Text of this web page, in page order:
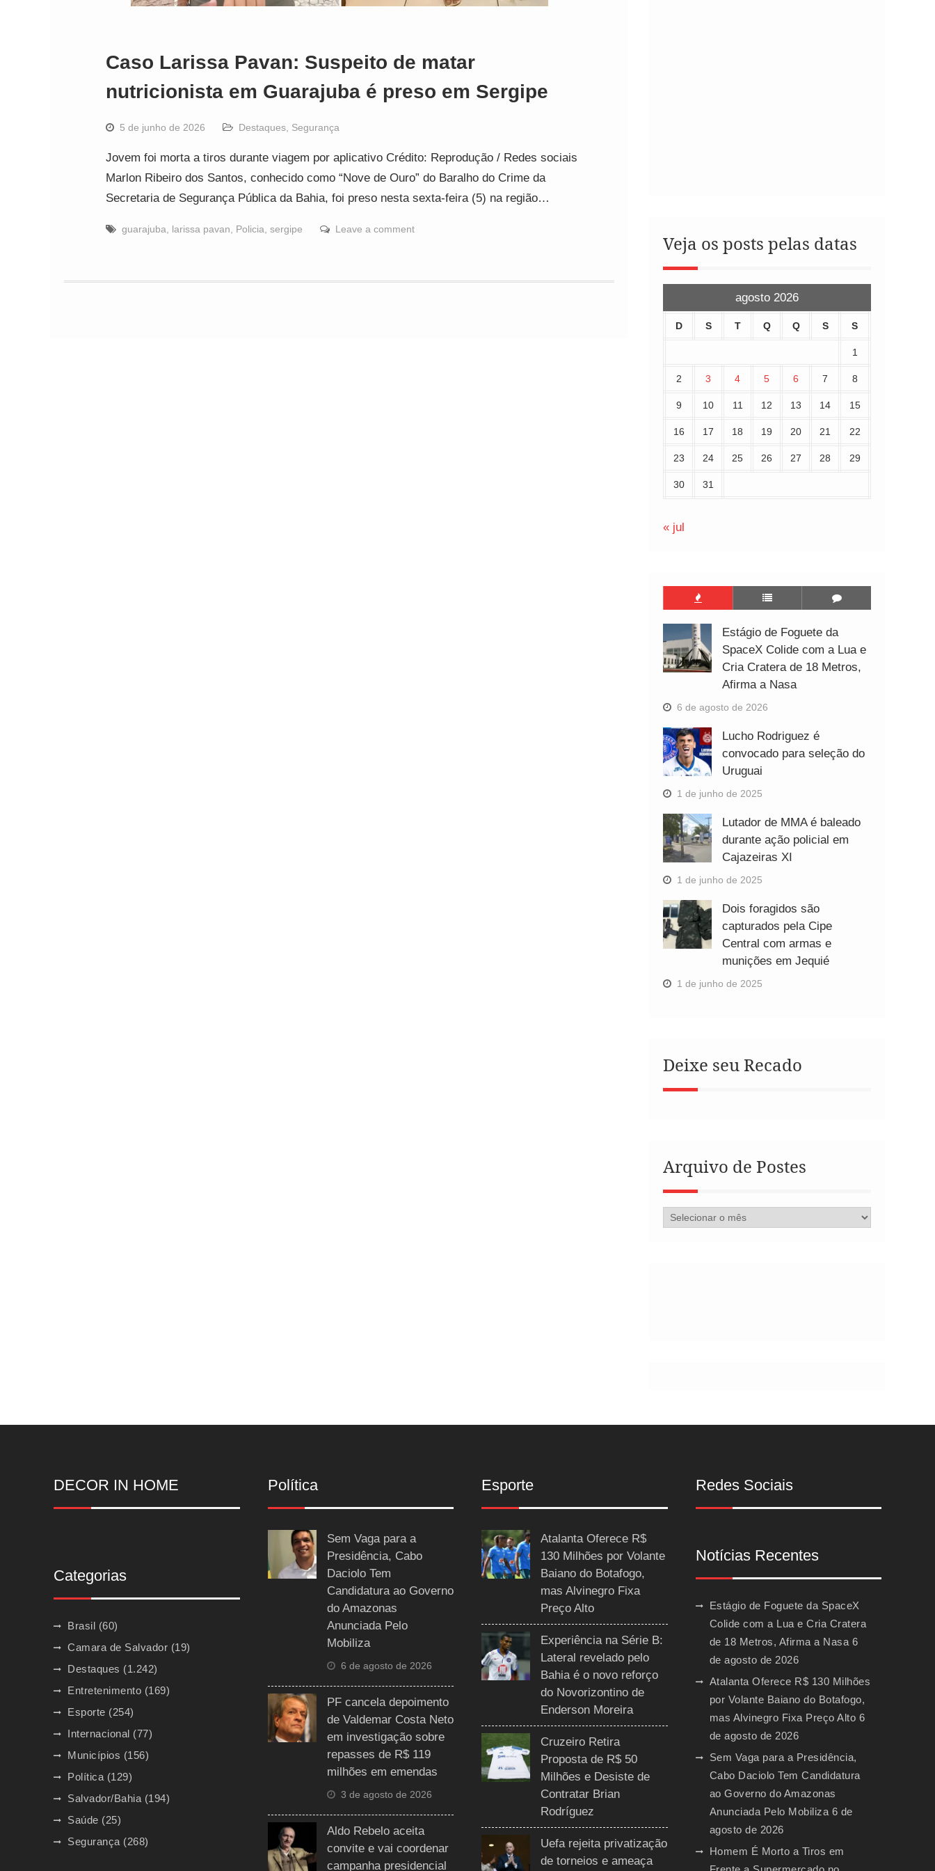
Caso Larissa Pavan: Suspeito de matar
nutricionista em Guarajuba é preso em Sergipe
5 de junho de 2026 Destaques Segurança
Jovem foi morta a tiros durante viagem por aplicativo Crédito: Reprodução / Redes sociais
Marlon Ribeiro dos Santos, conhecido como “Nove de Ouro” do Baralho do Crime da
Secretaria de Segurança Pública da Bahia, foi preso nesta sexta-feira (5) na região…
guarajuba larissa pavan Policia sergipe Leave a comment
Veja os posts pelas datas
agosto 2026
D S T Q Q S S
1
2 3 4 5 6 7 8
9 10 11 12 13 14 15
16 17 18 19 20 21 22
23 24 25 26 27 28 29
30 31
« jul
Estágio de Foguete da
SpaceX Colide com a Lua e
Cria Cratera de 18 Metros,
Afirma a Nasa
6 de agosto de 2026
Lucho Rodriguez é
convocado para seleção do
Uruguai
1 de junho de 2025
Lutador de MMA é baleado
durante ação policial em
Cajazeiras XI
1 de junho de 2025
Dois foragidos são
capturados pela Cipe
Central com armas e
munições em Jequié
1 de junho de 2025
Deixe seu Recado
Arquivo de Postes
Arquivo
DECOR IN HOME
Categorias
Brasil (60)
Camara de Salvador (19)
Destaques (1.242)
Entretenimento (169)
Esporte (254)
Internacional (77)
Municípios (156)
Política (129)
Salvador/Bahia (194)
Saúde (25)
Segurança (268)
Política
Sem Vaga para a
Presidência, Cabo
Daciolo Tem
Candidatura ao Governo
do Amazonas
Anunciada Pelo
Mobiliza
6 de agosto de 2026
PF cancela depoimento
de Valdemar Costa Neto
em investigação sobre
repasses de R$ 119
milhões em emendas
3 de agosto de 2026
Aldo Rebelo aceita
convite e vai coordenar
campanha presidencial
Esporte
Atalanta Oferece R$
130 Milhões por Volante
Baiano do Botafogo,
mas Alvinegro Fixa
Preço Alto
Experiência na Série B:
Lateral revelado pelo
Bahia é o novo reforço
do Novorizontino de
Enderson Moreira
Cruzeiro Retira
Proposta de R$ 50
Milhões e Desiste de
Contratar Brian
Rodríguez
Uefa rejeita privatização
de torneios e ameaça
Redes Sociais
Notícias Recentes
Estágio de Foguete da SpaceX
Colide com a Lua e Cria Cratera
de 18 Metros, Afirma a Nasa 6
de agosto de 2026
Atalanta Oferece R$ 130 Milhões
por Volante Baiano do Botafogo,
mas Alvinegro Fixa Preço Alto 6
de agosto de 2026
Sem Vaga para a Presidência,
Cabo Daciolo Tem Candidatura
ao Governo do Amazonas
Anunciada Pelo Mobiliza 6 de
agosto de 2026
Homem É Morto a Tiros em